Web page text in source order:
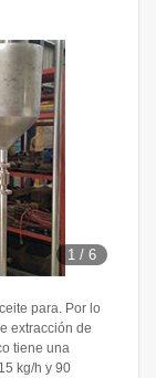
1 /6
para. Por lo
extracción de
tiene una
kg/h y 90